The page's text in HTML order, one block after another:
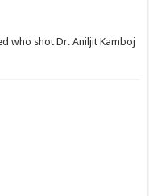
who shot Dr. Aniljit Kamboj